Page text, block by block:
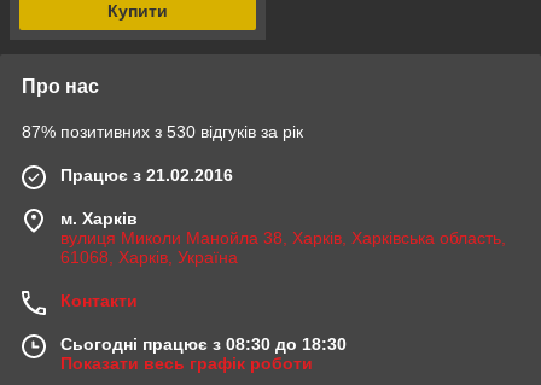
Купити
Про нас
87% позитивних з 530 відгуків за рік
Працює з 21.02.2016
м. Харків
вулиця Миколи Манойла 38, Харків, Харківська область,
61068, Харків, Україна
Контакти
Сьогодні працює з 08:30 до 18:30
Показати весь графік роботи